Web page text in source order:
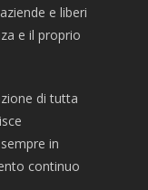
e liberi
e il proprio
di tutta
in
continuo